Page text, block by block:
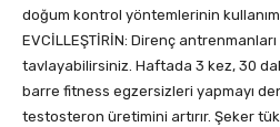
doğum kontrol yöntemlerinin
EVCİLLEŞTİRİN: Direnç
tavlayabilirsiniz. Haftada 3 kez, 30
barre fitness egzersizleri yapmayı
testosteron üretimini artırır. Şeker